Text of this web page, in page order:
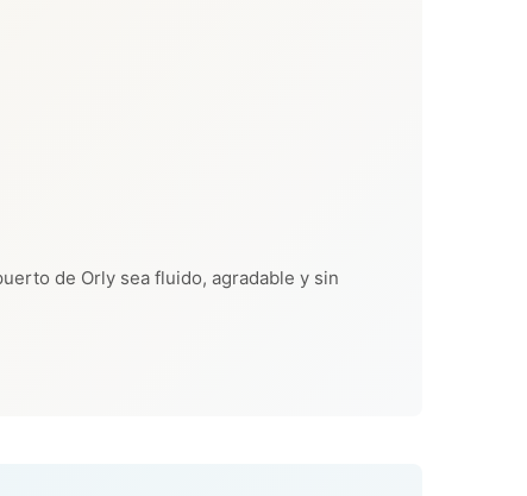
de Orly sea fluido, agradable y sin